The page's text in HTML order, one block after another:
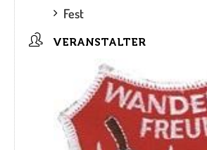
Fest
VERANSTALTER